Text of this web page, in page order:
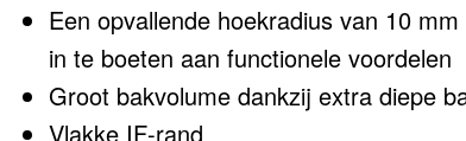
Een opvallende hoekradius van 10
in te boeten aan functionele voordelen
Groot bakvolume dankzij extra diepe
Vlakke IF-rand